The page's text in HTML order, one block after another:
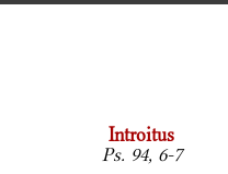
Introitus
Ps. 94, 6-7